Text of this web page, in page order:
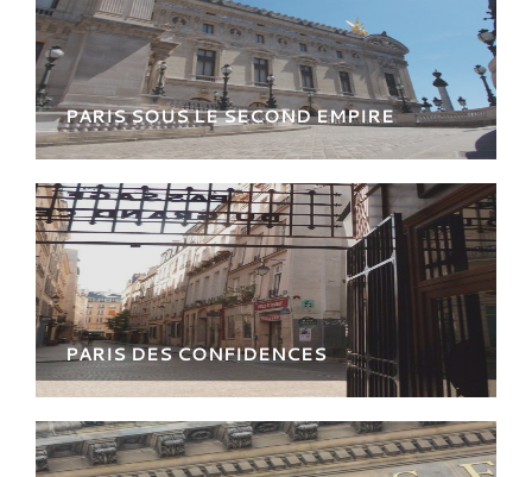
PARIS SOUS LE SECOND EMPIRE
Une balade insolite dédiée aux
transformations du Second Empire dans le
quartier des Grands Magasins et de l’Opéra !
PARIS DES CONFIDENCES
Rendez-vous inédit pour une exploration
riche de diversité architecturale et de secrets
d’alcôves !